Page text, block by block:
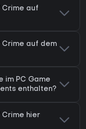
Crime auf
Crime auf dem
im PC Game
enthalten?
Crime hier